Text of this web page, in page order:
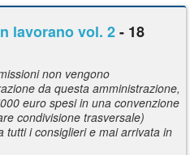
lavorano vol. 2- 18
non vengono
da questa amministrazione,
euro spesi in una convenzione
condivisione trasversale)
tutti i consiglieri e mai arrivata in